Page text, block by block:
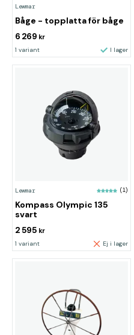
Lewmar
Båge - topplatta för båge
6 269 kr
1 variant I lager
Lewmar (1)
Kompass Olympic 135
svart
2 595 kr
1 variant Ej i lager